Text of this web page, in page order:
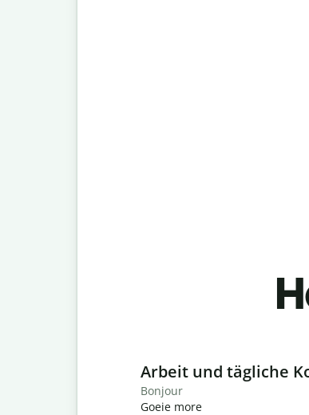
Slide 1 of 6
Arbeit und tägliche
Bonjour
Goeie more